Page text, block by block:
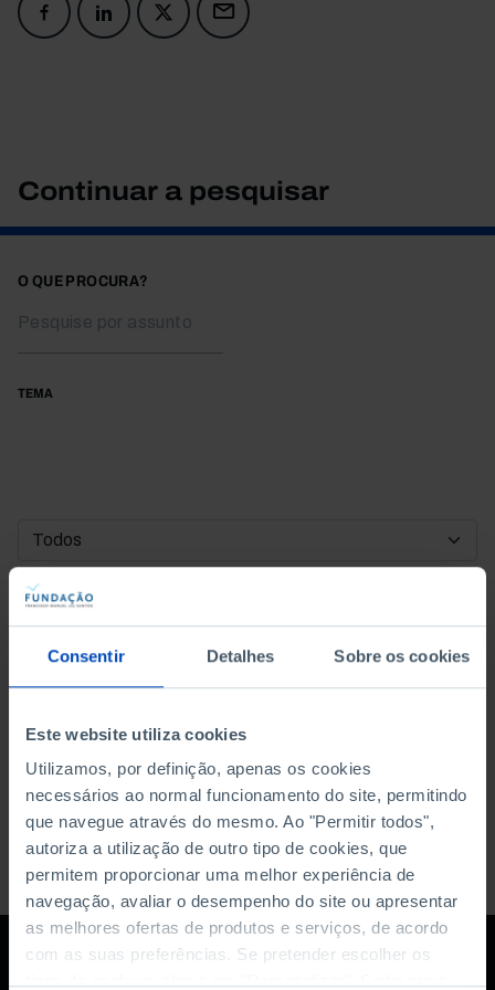
Consentir Detalhes Sobre os cookies
Este website utiliza cookies
Utilizamos, por definição, apenas os cookies
necessários ao normal funcionamento do site, permitindo
que navegue através do mesmo. Ao "Permitir todos",
autoriza a utilização de outro tipo de cookies, que
permitem proporcionar uma melhor experiência de
navegação, avaliar o desempenho do site ou apresentar
as melhores ofertas de produtos e serviços, de acordo
com as suas preferências. Se pretender escolher os
Continuar a pesquisar
O QUE PROCURA?
TEMA
DATA DE INÍCIO
DATA DE FIM